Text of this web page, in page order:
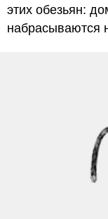
этих обезьян:
набрасываются